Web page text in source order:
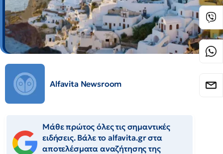
Alfavita Newsroom
Μάθε πρώτος όλες τις σημαντικές
ειδήσεις. Βάλε το alfavita.gr στα
αποτελέσματα αναζήτησης της